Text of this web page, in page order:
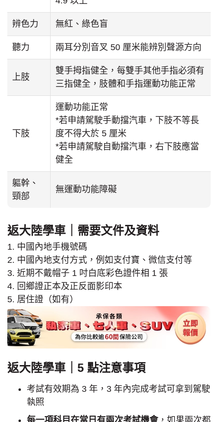
辨色力 無紅、綠色盲
聽力 兩耳分別音叉 50 厘米能辨別聲源方向
上肢
雙手拇指健全，每雙手其他手指必須有
三指健全，肢體和手指運動功能正常
下肢
運動功能正常
*若申請駕駛手動擋汽車，下肢不等長
度不得大於 5 厘米
*若申請駕駛自動擋汽車，右下肢應當
健全
軀幹、
頸部
無運動功能障礙
返大陸學車｜需要文件及資料
1. 中國內地手機號碼
2. 中國內地支付方式，例如支付寶、微信支付等
3. 近期不戴帽子 1 吋白底彩色證件相 1 張
4. 回鄉證正本及正反面影印本
5. 居住證（如有）
返大陸學車｜5 點注意事項
考試有效期為 3 年，3 年內完成考試可拿到駕駛
執照
每一項科目在當日有兩次考試機會，如果兩次都